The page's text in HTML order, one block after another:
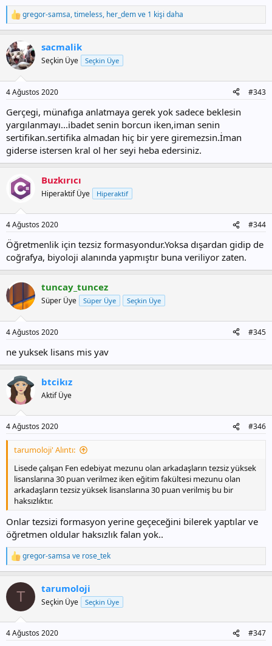
T
e
k
i
l
gregor-samsa,timeless, her_demve 1 kişi daha
sacmalik
Seçkin Üye Seçkin Üye
4 Ağustos 2020 #343
Gerçegi, münafıga anlatmaya gerek yok sadece beklesin
yargılanmayı...ibadet senin borcun iken,iman senin
sertifikan.sertifika almadan hiç bir yere giremezsin.İman
giderse istersen kral ol her seyi heba edersiniz.
Buzkırıcı
Hiperaktif Üye Hiperaktif
4 Ağustos 2020 #344
Öğretmenlik için tezsiz formasyondur.Yoksa dışardan gidip de
coğrafya, biyoloji alanında yapmıştır buna veriliyor zaten.
tuncay_tuncez
Süper Üye Süper Üye Seçkin Üye
4 Ağustos 2020 #345
ne yuksek lisans mis yav
btcikız
Aktif Üye
4 Ağustos 2020 #346
tarumoloji' Alıntı:
Lisede çalışan Fen edebiyat mezunu olan arkadaşların tezsiz yüksek
lisanslarına 30 puan verilmez iken eğitim fakültesi mezunu olan
arkadaşların tezsiz yüksek lisanslarına 30 puan verilmiş bu bir
haksızlıktır.
Onlar tezsizi formasyon yerine geçeceğini bilerek yaptılar ve
öğretmen oldular haksızlık falan yok..
T
e
k
l
gregor-samsa ve rose_tek
T tarumoloji
Seçkin Üye Seçkin Üye
4 Ağustos 2020 #347